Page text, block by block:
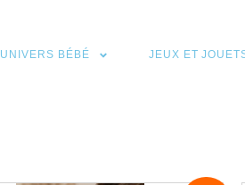
UNIVERS BÉBÉ JEUX ET